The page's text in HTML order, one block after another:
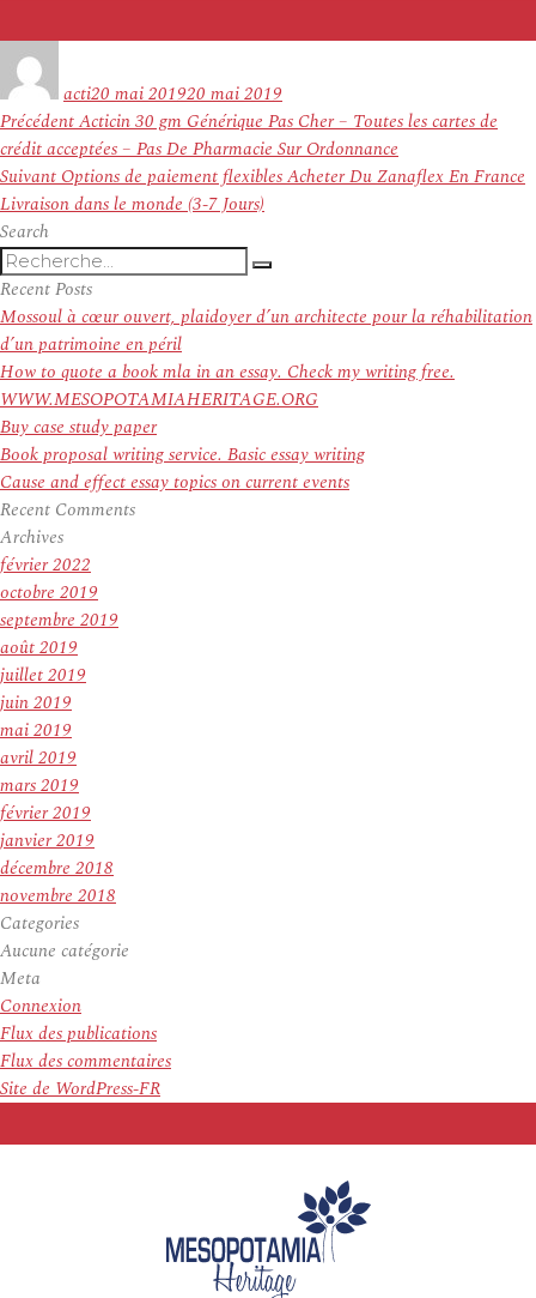
actile
20 mai 201920 mai 2019
Navigation
de
l’article
PrécédentArticle
précédent :
Acticin 30 gm Générique Pas Cher – Toutes les cartes de
crédit acceptées – Pas De Pharmacie Sur Ordonnance
Suivant Article
suivant :
Options de paiement flexibles Acheter Du Zanaflex En France
Livraison dans le monde (3-7 Jours)
Search
Recherche
pour
:
Recherche
Recent Posts
Mossoul à cœur ouvert, plaidoyer d’un architecte pour la réhabilitation
d’un patrimoine en péril
How to quote a book mla in an essay. Check my writing free.
WWW.MESOPOTAMIAHERITAGE.ORG
Buy case study paper
Book proposal writing service. Basic essay writing
Cause and effect essay topics on current events
Recent Comments
Archives
février 2022
octobre 2019
septembre 2019
août 2019
juillet 2019
juin 2019
mai 2019
avril 2019
mars 2019
février 2019
janvier 2019
décembre 2018
novembre 2018
Categories
Aucune catégorie
Meta
Connexion
Flux des publications
Flux des commentaires
Site de WordPress-FR